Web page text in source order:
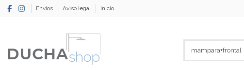
Envíos Aviso legal Inicio